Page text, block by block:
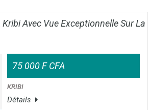
Avec Vue Exceptionnelle Sur La
75 000 F CFA
KRIBI
Détails